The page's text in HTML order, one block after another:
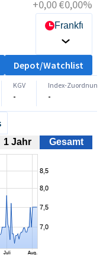
+0,00 €0,00%
Frankfurt
Depot/Watchlist
KGV
-
Index-Zuordnung
-
1 Jahr Gesamt